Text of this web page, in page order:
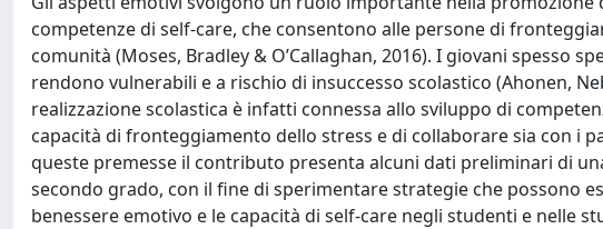
competenze di self-care, che consentono alle persone di
comunità (Moses, Bradley & O’Callaghan, 2016). I giovani spesso
rendono vulnerabili e a rischio di insuccesso scolastico (Ahonen,
realizzazione scolastica è infatti connessa allo sviluppo di
capacità di fronteggiamento dello stress e di collaborare sia con i
queste premesse il contributo presenta alcuni dati preliminari di
secondo grado, con il fine di sperimentare strategie che possono
benessere emotivo e le capacità di self-care negli studenti e nelle